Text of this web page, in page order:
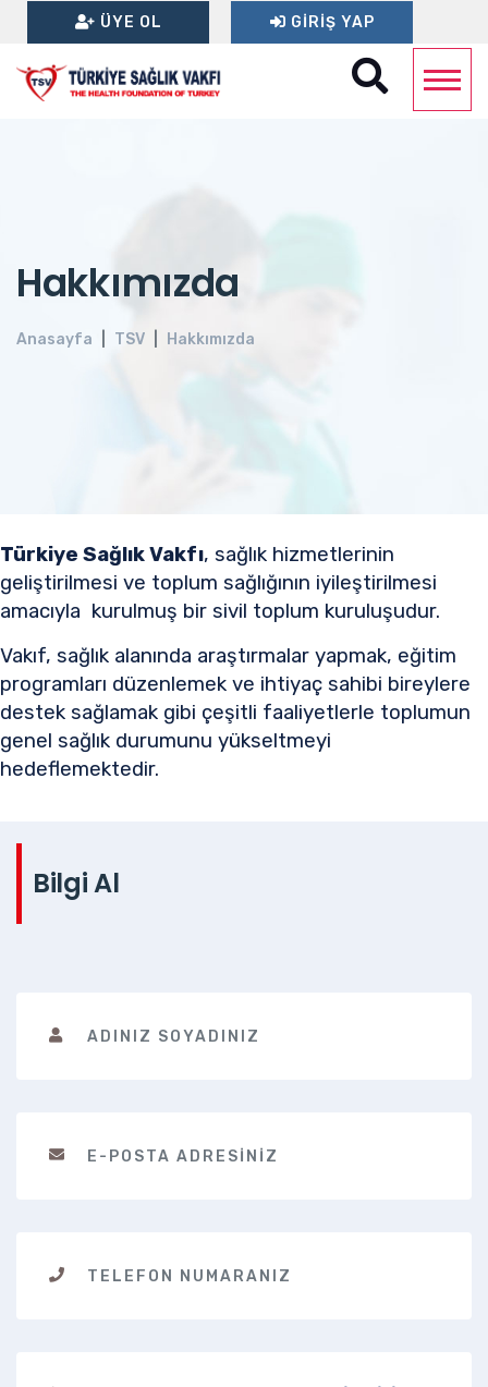
ÜYE OL GIRIŞ YAP
Hakkımızda
Anasayfa TSV Hakkımızda
Türkiye Sağlık Vakfı, sağlık hizmetlerinin
geliştirilmesi ve toplum sağlığının iyileştirilmesi
amacıyla kurulmuş bir sivil toplum kuruluşudur.
Vakıf, sağlık alanında araştırmalar yapmak, eğitim
programları düzenlemek ve ihtiyaç sahibi bireylere
destek sağlamak gibi çeşitli faaliyetlerle toplumun
genel sağlık durumunu yükseltmeyi
hedeflemektedir.
Bilgi Al